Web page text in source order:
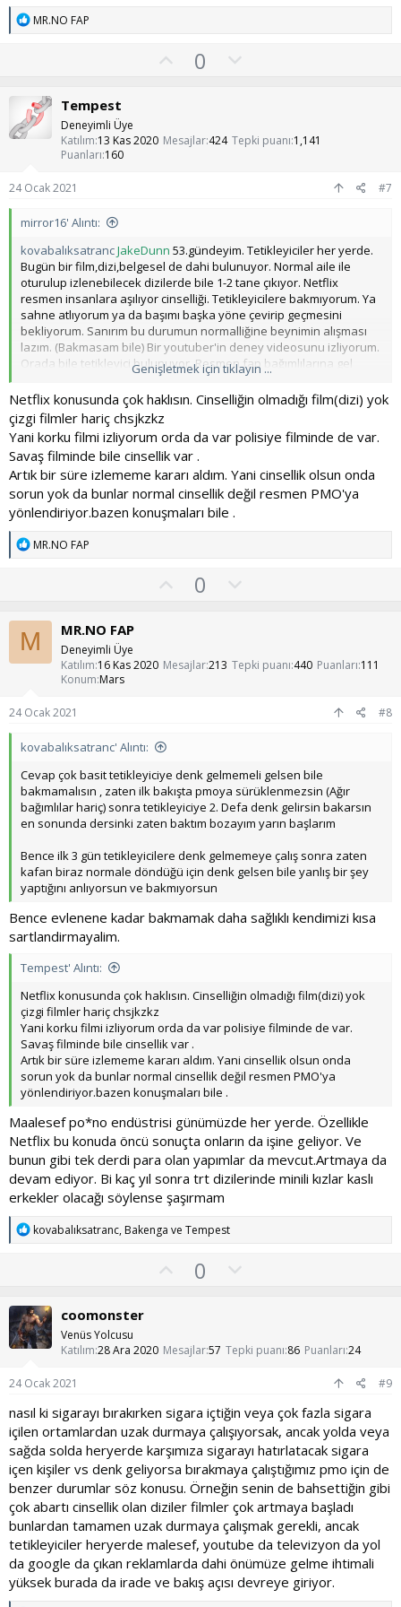
T
e
r
MR.NO FAP
O0
s
l
a
Tempest
Deneyimli Üye
Katılım 13 Kas 2020 Mesajlar 424 Tepki puanı 1,141
Puanları 160
24 Ocak 2021 #7
mirror16' Alıntı:
kovabalıksatrancJakeDunn 53.gündeyim. Tetikleyiciler her yerde.
Bugün bir film,dizi,belgesel de dahi bulunuyor. Normal aile ile
oturulup izlenebilecek dizilerde bile 1-2 tane çıkıyor. Netflix
resmen insanlara aşılıyor cinselliği. Tetikleyicilere bakmıyorum. Ya
sahne atlıyorum ya da başımı başka yöne çevirip geçmesini
bekliyorum. Sanırım bu durumun normalliğine beynimin alışması
lazım. (Bakmasam bile) Bir youtuber'in deney videosunu izliyorum.
Orada bile tetikleyici bulunuyor. Resmen fap bağımlılarına gel
videomu izle diye baskı kuruyorlar.
Genişletmek için tıklayın ...
Netflix konusunda çok haklısın. Cinselliğin olmadığı film(dizi) yok
çizgi filmler hariç chsjkzkz
Yani korku filmi izliyorum orda da var polisiye filminde de var.
Savaş filminde bile cinsellik var .
Artık bir süre izlememe kararı aldım. Yani cinsellik olsun onda
sorun yok da bunlar normal cinsellik değil resmen PMO'ya
yönlendiriyor.bazen konuşmaları bile .
T
e
r
MR.NO FAP
O0
s
l
a
M MR.NO FAP
Deneyimli Üye
Katılım 16 Kas 2020 Mesajlar213 Tepki puanı 440 Puanları 111
Konum Mars
24 Ocak 2021 #8
kovabalıksatranc' Alıntı:
Cevap çok basit tetikleyiciye denk gelmemeli gelsen bile
bakmamalısın , zaten ilk bakışta pmoya sürüklenmezsin (Ağır
bağımlılar hariç) sonra tetikleyiciye 2. Defa denk gelirsin bakarsın
en sonunda dersinki zaten baktım bozayım yarın başlarım
Bence ilk 3 gün tetikleyicilere denk gelmemeye çalış sonra zaten
kafan biraz normale döndüğü için denk gelsen bile yanlış bir şey
yaptığını anlıyorsun ve bakmıyorsun
Bence evlenene kadar bakmamak daha sağlıklı kendimizi kısa
sartlandirmayalim.
Tempest' Alıntı:
Netflix konusunda çok haklısın. Cinselliğin olmadığı film(dizi) yok
çizgi filmler hariç chsjkzkz
Yani korku filmi izliyorum orda da var polisiye filminde de var.
Savaş filminde bile cinsellik var .
Artık bir süre izlememe kararı aldım. Yani cinsellik olsun onda
sorun yok da bunlar normal cinsellik değil resmen PMO'ya
yönlendiriyor.bazen konuşmaları bile .
Maalesef po*no endüstrisi günümüzde her yerde. Özellikle
Netflix bu konuda öncü sonuçta onların da işine geliyor. Ve
bunun gibi tek derdi para olan yapımlar da mevcut.Artmaya da
devam ediyor. Bi kaç yıl sonra trt dizilerinde minili kızlar kaslı
erkekler olacağı söylense şaşırmam
T
e
r
kovabalıksatranc,Bakenga ve Tempest
O0
s
o
y
l
a
coomonster
Venüs Yolcusu
Katılım 28 Ara 2020 Mesajlar57 Tepki puanı 86 Puanları 24
24 Ocak 2021 #9
nasıl ki sigarayı bırakırken sigara içtiğin veya çok fazla sigara
içilen ortamlardan uzak durmaya çalışıyorsak, ancak yolda veya
sağda solda heryerde karşımıza sigarayı hatırlatacak sigara
içen kişiler vs denk geliyorsa bırakmaya çalıştığımız pmo için de
benzer durumlar söz konusu. Örneğin senin de bahsettiğin gibi
çok abartı cinsellik olan diziler filmler çok artmaya başladı
bunlardan tamamen uzak durmaya çalışmak gerekli, ancak
tetikleyiciler heryerde malesef, youtube da televizyon da yol
da google da çıkan reklamlarda dahi önümüze gelme ihtimali
yüksek burada da irade ve bakış açısı devreye giriyor.